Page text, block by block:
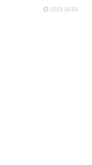
2023.10.03